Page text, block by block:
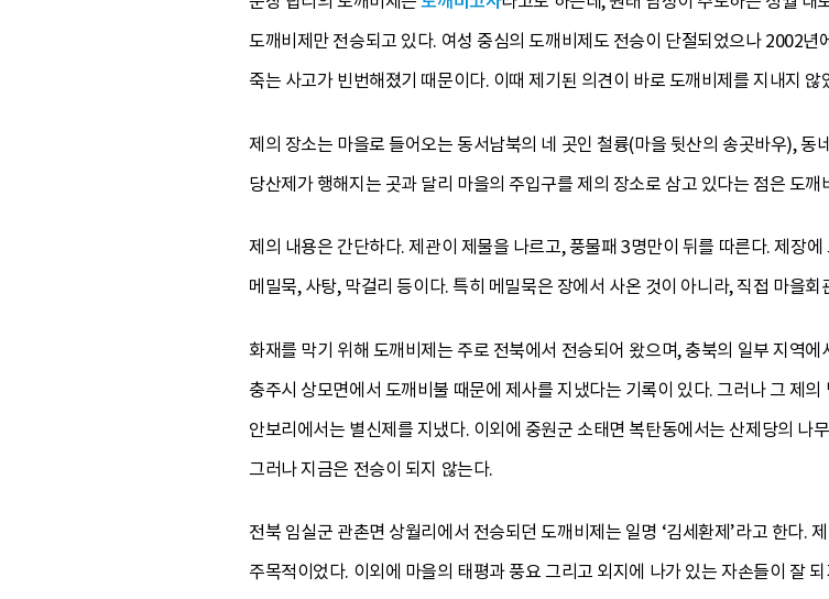
도깨비제만 전승되고 있다. 여성 중심의 도깨비제도 전승이 단절되었으나 2002
죽는 사고가 빈번해졌기 때문이다. 이때 제기된 의견이 바로 도깨비제를 지내지
제의 장소는 마을로 들어오는 동서남북의 네 곳인 철륭(마을 뒷산의 송곳바우),
당산제가 행해지는 곳과 달리 마을의 주입구를 제의 장소로 삼고 있다는 점은 도
제의 내용은 간단하다. 제관이 제물을 나르고, 풍물패 3명만이 뒤를 따른다. 제장
메밀묵, 사탕, 막걸리 등이다. 특히 메밀묵은 장에서 사온 것이 아니라, 직접 마을
화재를 막기 위해 도깨비제는 주로 전북에서 전승되어 왔으며, 충북의 일부 지역
충주시 상모면에서 도깨비불 때문에 제사를 지냈다는 기록이 있다. 그러나 그 제
안보리에서는 별신제를 지냈다. 이외에 중원군 소태면 복탄동에서는 산제당의
그러나 지금은 전승이 되지 않는다.
전북 임실군 관촌면 상월리에서 전승되던 도깨비제는 일명 ‘김세환제’라고 한다.
주목적이었다. 이외에 마을의 태평과 풍요 그리고 외지에 나가 있는 자손들이 잘